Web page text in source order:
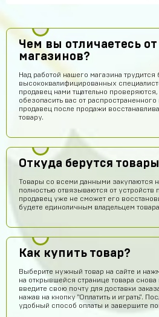
Чем вы отличаетесь
магазинов?
Над работой нашего магазина трудится
высококвалифицированных
продавец нами тщательно
обезопасить вас от
продавец после продажи
товару.
Откуда берутся
Товары со всеми данными закупаются
полностью отвязываются от устройств
продавец уже не сможет его
будете единоличным владельцем
Как купить товар?
Выберите нужный товар на сайте и
на открывшейся странице товара снова
введите свою почту для доставки
нажав на кнопку "Оплатить и играть".
удобный способ оплаты и завершите
Тамерлан Хамраев
Даниил Анисимов
Акк норм